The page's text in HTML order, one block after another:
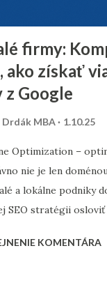
firmy:
ako získať
z Google
MBA 1.10.25
Optimization –
nie je len
a lokálne podniky
SEO stratégii
aby fungovalo aj
KOMENTÁRA